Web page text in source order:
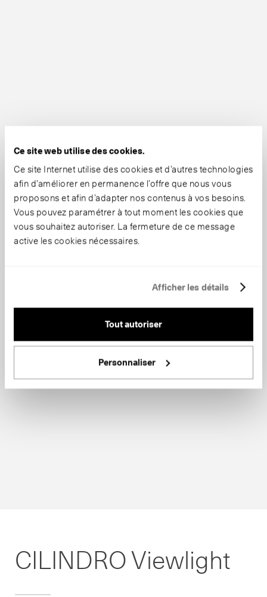
Ce site web utilise des cookies.
Ce site Internet utilise des cookies et d’autres technologies
afin d’améliorer en permanence l’offre que nous vous
proposons et afin d’adapter nos contenus à vos besoins.
Vous pouvez paramétrer à tout moment les cookies que
vous souhaitez autoriser. La fermeture de ce message
active les cookies nécessaires.
Afficher les détails
Tout autoriser
Personnaliser
CILINDRO Viewlight